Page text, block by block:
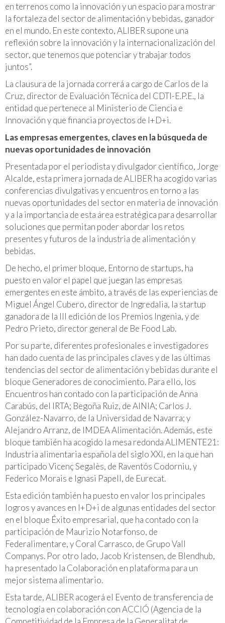
en terrenos como la innovación y un espacio para mostrar
la fortaleza del sector de alimentación y bebidas, ganador
en el mundo. En este contexto, ALIBER supone una
reflexión sobre la innovación y la internacionalización del
sector, que tenemos que potenciar y trabajar todos
juntos”.
La clausura de la jornada correrá a cargo de Carlos de la
Cruz, director de Evaluación Técnica del CDTI-E.P.E., la
entidad que pertenece al Ministerio de Ciencia e
Innovación y que financia proyectos de I+D+i.
Las empresas emergentes, claves en la búsqueda de
nuevas oportunidades de innovación
Presentada por el periodista y divulgador científico, Jorge
Alcalde, esta primera jornada de ALIBER ha acogido varias
conferencias divulgativas y encuentros en torno a las
nuevas oportunidades del sector en materia de innovación
y a la importancia de esta área estratégica para desarrollar
soluciones que permitan poder abordar los retos
presentes y futuros de la industria de alimentación y
bebidas.
De hecho, el primer bloque, Entorno de startups, ha
puesto en valor el papel que juegan las empresas
emergentes en este ámbito, a través de las experiencias de
Miguel Ángel Cubero, director de Ingredalia, la startup
ganadora de la III edición de los Premios Ingenia, y de
Pedro Prieto, director general de Be Food Lab.
Por su parte, diferentes profesionales e investigadores
han dado cuenta de las principales claves y de las últimas
tendencias del sector de alimentación y bebidas durante el
bloque Generadores de conocimiento. Para ello, los
Encuentros han contado con la participación de Anna
Carabús, del IRTA; Begoña Ruiz, de AINIA; Carlos J.
González-Navarro, de la Universidad de Navarra; y
Alejandro Arranz, de IMDEA Alimentación. Además, este
bloque también ha acogido la mesa redondaALIMENTE21:
Industria alimentaria española del siglo XXI, en la que han
participado Vicenç Segalès, de Raventós Codorniu, y
Federico Morais e Ignasi Papell, de Eurecat.
Esta edición también ha puesto en valor los principales
logros y avances en I+D+i de algunas entidades del sector
en el bloque Éxito empresarial, que ha contado con la
participación de Maurizio Notarfonso, de
Federalimentare, y Coral Carrasco, de Grupo Vall
Companys. Por otro lado, Jacob Kristensen, de Blendhub,
ha presentado la Colaboración en plataforma para un
mejor sistema alimentario.
Esta tarde, ALIBER acogerá el Evento de transferencia de
tecnología en colaboración con ACCIÓ (Agencia de la